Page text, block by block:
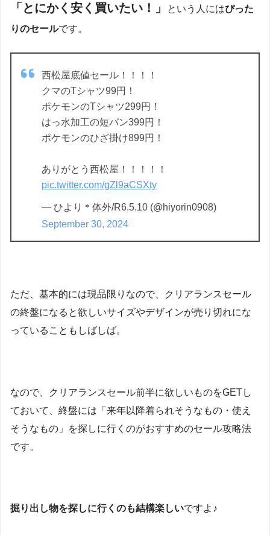
「とにかく安く買いたい！」 という人にはぴった
りのセールです。
西松屋底値セール！！！！
クマのTシャツ99円！
ポケモンのTシャツ299円！
はっ水加工の短パン399円！
ポケモンのひざ掛け899円！
ありがとう西松屋！！！！！
pic.twitter.com/gZl9aCSXty
— ひより＊体外/R6.5.10 (@hiyorin0908)
September 30, 2024
ただ、基本的には現品限りなので、クリアランスセール
の終盤になると欲しいサイズやデザインが売り切れにな
っていることもしばしば。
なので、クリアランスセール前半に欲しいものをGETし
ておいて、終盤には「来年以降着られそうなもの・使え
そうなもの」を探しに行くのがおすすめのセール攻略法
です。
掘り出し物を探しに行くのも結構楽しいですよ♪